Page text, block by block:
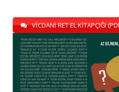
VİCDANİ RET EL KİTAPÇIĞI